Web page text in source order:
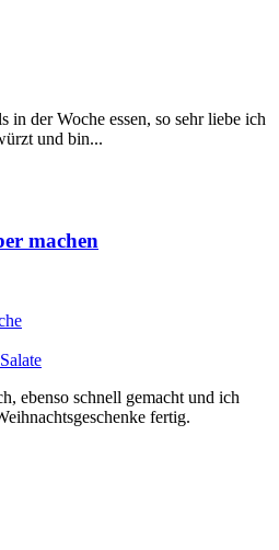
in der Woche essen, so sehr liebe ich
und bin...
machen
ebenso schnell gemacht und ich
fertig.